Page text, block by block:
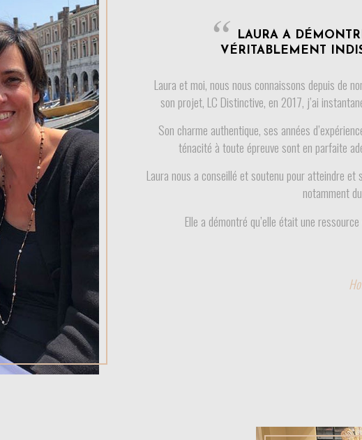
LAURA A
VÉRITABLEMENT
Laura et moi, nous nous connaissons depuis de
son projet, LC Distinctive, en 2017, j’ai
Son charme authentique, ses années
ténacité à toute épreuve sont en parfaite
Laura nous a conseillé et soutenu pour atteindre
notamment
Elle a démontré qu’elle était une